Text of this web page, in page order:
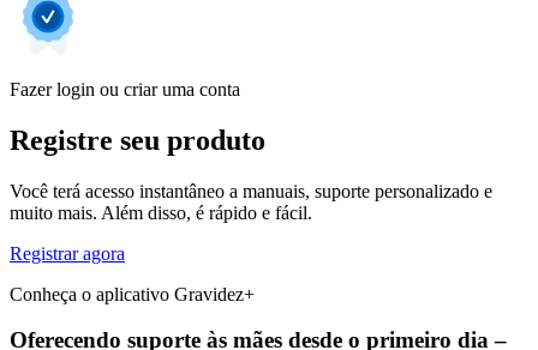
Fazer login ou criar uma conta
Registre seu produto
Você terá acesso instantâneo a manuais, suporte personalizado e
muito mais. Além disso, é rápido e fácil.
Registrar agora
Conheça o aplicativo Gravidez+
Oferecendo suporte às mães desde o primeiro dia –